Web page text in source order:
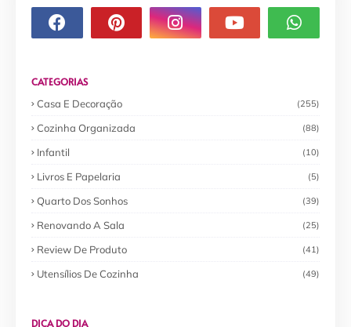
CATEGORIAS
Casa E Decoração
(255)
Cozinha Organizada (88)
Infantil (10)
Livros E Papelaria (5)
Quarto Dos Sonhos (39)
Renovando A Sala (25)
Review De Produto (41)
Utensílios De Cozinha (49)
DICA DO DIA